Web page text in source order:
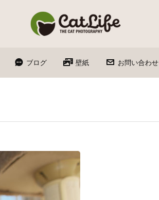
ブログ 壁紙 お問い合わせ